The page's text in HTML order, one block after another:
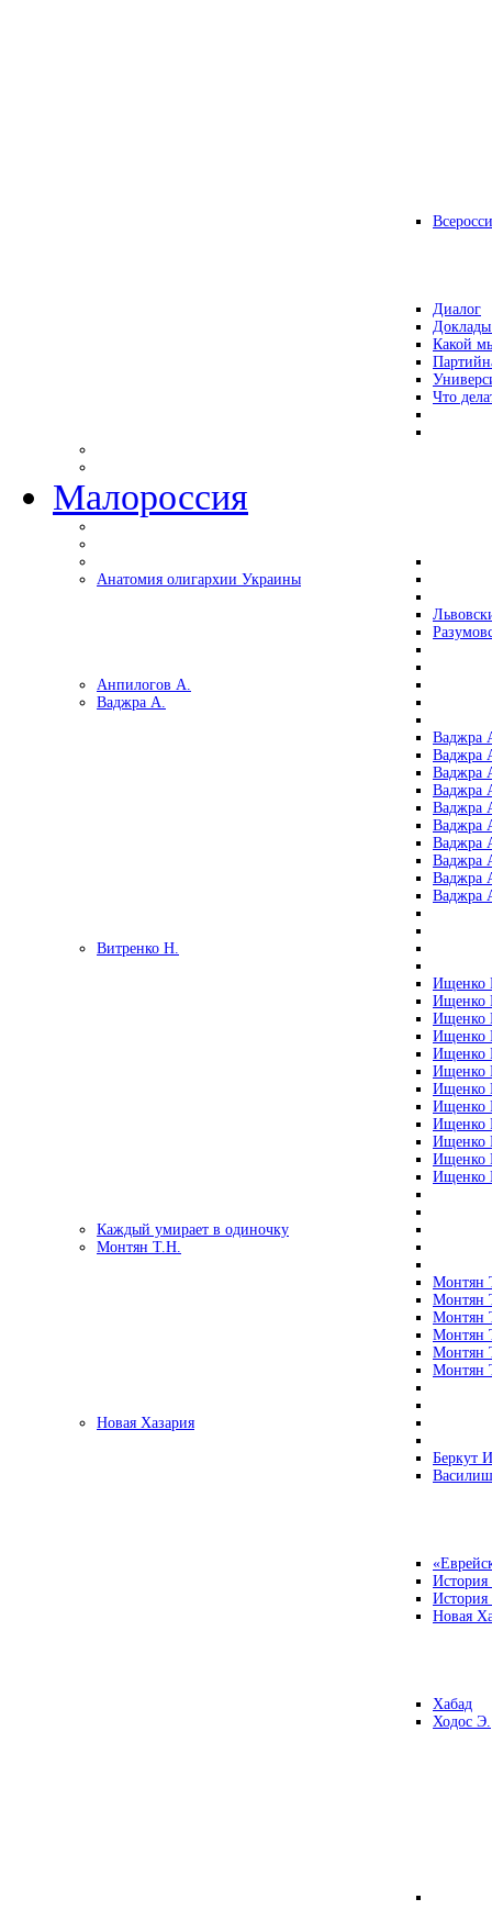
Диалог
Какой
Что
Малороссия
Анатомия олигархии Украины
Анпилогов А.
Ваджра А.
Ваджра
Ваджра
Ваджра
Ваджра
Ваджра
Ваджра
Ваджра
Ваджра
Ваджра
Ваджра
Витренко Н.
Ищенко
Ищенко
Ищенко
Ищенко
Ищенко
Ищенко
Ищенко
Ищенко
Ищенко
Ищенко
Ищенко
Ищенко
Каждый умирает в одиночку
Монтян Т.Н.
Монтян
Монтян
Монтян
Монтян
Монтян
Монтян
Новая Хазария
Беркут
Новая
Хабад
Ходос Э.